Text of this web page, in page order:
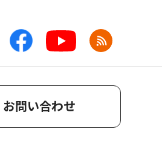
お問い合わせ